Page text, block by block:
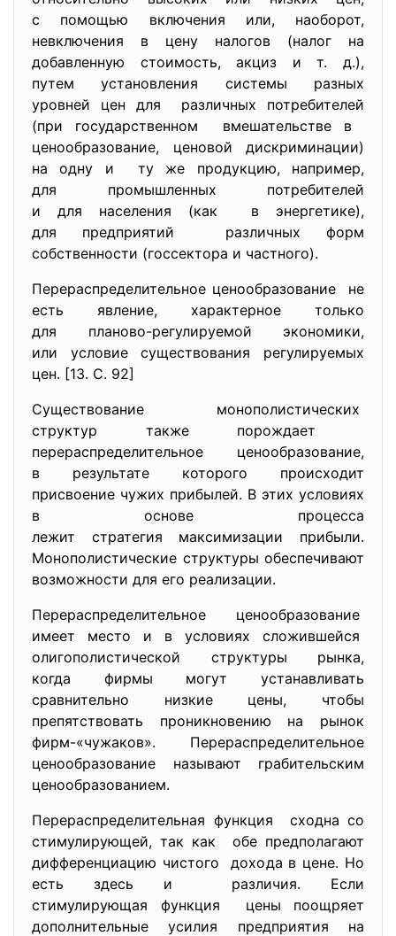
с помощью включения или, наоборот,
невключения в цену налогов (налог на
добавленную стоимость, акциз и т. д.),
путем установления системы разных
уровней цен для различных потребителей
(при государственном вмешательстве в
ценообразование, ценовой дискриминации)
на одну и ту же продукцию, например,
для промышленных потребителей
и для населения (как в энергетике),
для предприятий различных форм
собственности (госсектора и частного).
Перераспределительное ценообразование не
есть явление, характерное только
для планово-регулируемой экономики,
или условие существования регулируемых
цен. [13. С. 92]
Существование монополистических
структур также порождает
перераспределительное ценообразование,
в результате которого происходит
присвоение чужих прибылей. В этих условиях
в основе процесса
лежит стратегия максимизации прибыли.
Монополистические структуры обеспечивают
возможности для его реализации.
Перераспределительное ценообразование
имеет место и в условиях сложившейся
олигополистической структуры рынка,
когда фирмы могут устанавливать
сравнительно низкие цены, чтобы
препятствовать проникновению на рынок
фирм-«чужаков». Перераспределительное
ценообразование называют грабительским
ценообразованием.
Перераспределительная функция сходна со
стимулирующей, так как обе предполагают
дифференциацию чистого дохода в цене. Но
есть здесь и различия. Если
стимулирующая функция цены поощряет
дополнительные усилия предприятия на